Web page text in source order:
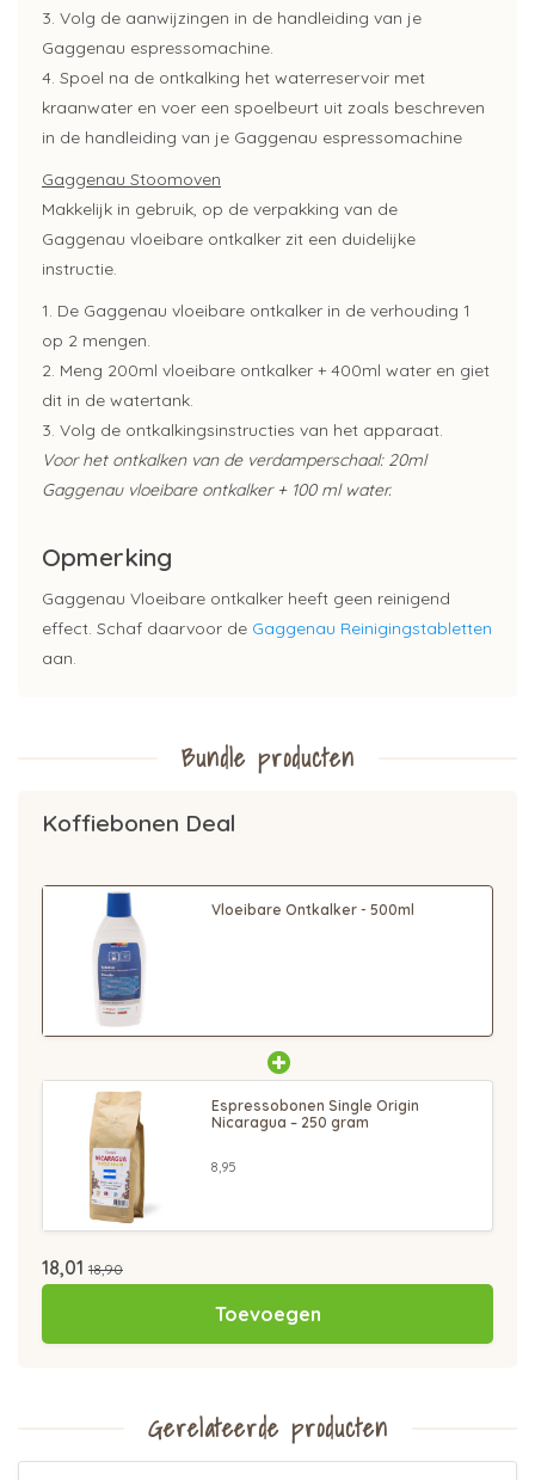
3. Volg de aanwijzingen in de handleiding van je ​
Gaggenau espressomachine.
4. Spoel na de ontkalking het waterreservoir met
kraanwater en voer een spoelbeurt uit zoals beschreven
in de handleiding van je ​Gaggenau espressomachine
Gaggenau Stoomoven
Makkelijk in gebruik, op de verpakking van de
Gaggenau vloeibare ontkalker zit een duidelijke
instructie.
1. De Gaggenau vloeibare ontkalker in de verhouding 1
op 2 mengen.
2. Meng 200ml vloeibare ontkalker + 400ml water en giet
dit in de watertank.
3. Volg de ontkalkingsinstructies van het apparaat.
Voor het ontkalken van de verdamperschaal: 20ml
Gaggenau vloeibare ontkalker + 100 ml water.
Opmerking
Gaggenau Vloeibare ontkalker heeft geen reinigend
effect. Schaf daarvoor de Gaggenau Reinigingstabletten
aan.
Bundle producten
Koffiebonen Deal
Vloeibare Ontkalker - 500ml
Espressobonen Single Origin
Nicaragua – 250 gram
8,95
18,01 18,90
Toevoegen
Gerelateerde producten